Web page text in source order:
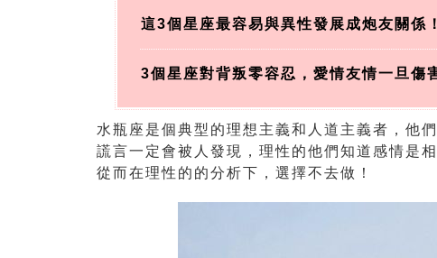
這3個星座最容易與異性發展成炮友關係
3個星座對背叛零容忍，愛情友情一旦傷
水瓶座是個典型的理想主義和人道主義者，他
謊言一定會被人發現，理性的他們知道感情是
從而在理性的的分析下，選擇不去做！